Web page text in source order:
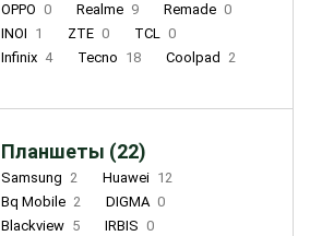
OPPO 0 Realme 9 Remade 0
INOI 1 ZTE 0 TCL 0
Infinix 4 Tecno 18 Coolpad 2
Планшеты (22)
Samsung 2 Huawei 12
Bq Mobile 2 DIGMA 0
Blackview 5 IRBIS 0